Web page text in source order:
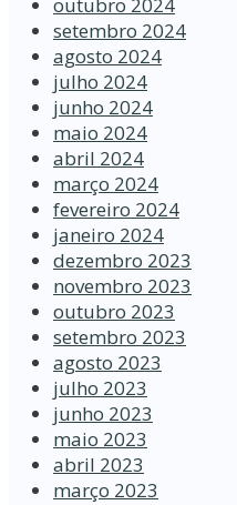
setembro 2024
agosto 2024
julho 2024
junho 2024
maio 2024
abril 2024
março 2024
fevereiro 2024
janeiro 2024
dezembro 2023
novembro 2023
outubro 2023
setembro 2023
agosto 2023
julho 2023
junho 2023
maio 2023
abril 2023
março 2023